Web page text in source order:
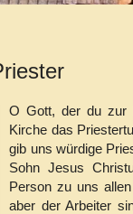
O Gott, der du zur
Kirche das
gib uns würdige
Sohn Jesus
Person zu uns
aber der Arbeiter